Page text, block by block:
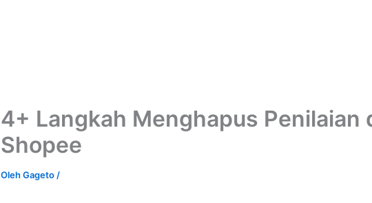
4+ Langkah Menghapus Penilaian
Shopee
OlehGageto /